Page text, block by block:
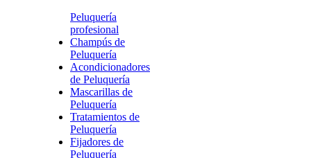
Peluquería
profesional
Champús de
Peluquería
Acondicionadores
de Peluquería
Mascarillas de
Peluquería
Tratamientos de
Peluquería
Fijadores de
Peluquería